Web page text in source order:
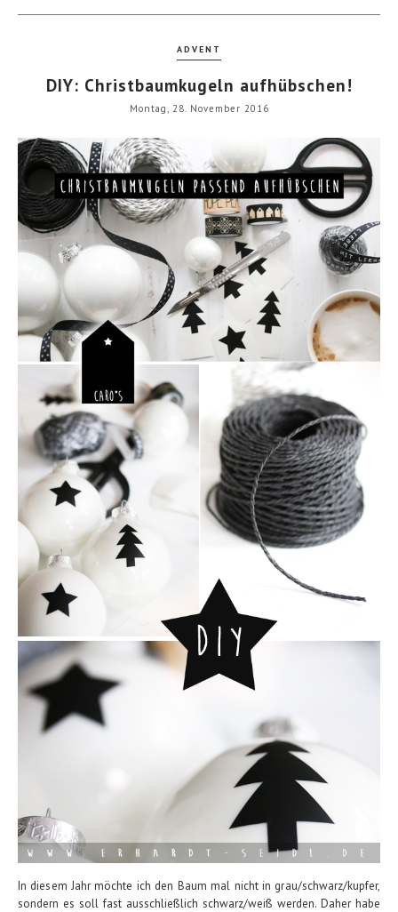
ADVENT
DIY: Christbaumkugeln aufhübschen!
Montag, 28. November 2016
In diesem Jahr möchte ich den Baum mal nicht in grau/schwarz/kupfer,
sondern es soll fast ausschließlich schwarz/weiß werden. Daher habe